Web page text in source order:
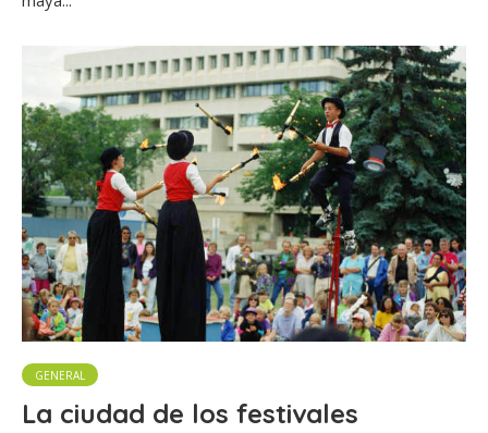
GENERAL
La ciudad de los festivales